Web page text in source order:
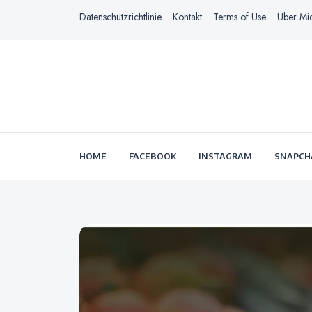
Datenschutzrichtlinie Kontakt Terms of Use Über
HOME FACEBOOK INSTAGRAM